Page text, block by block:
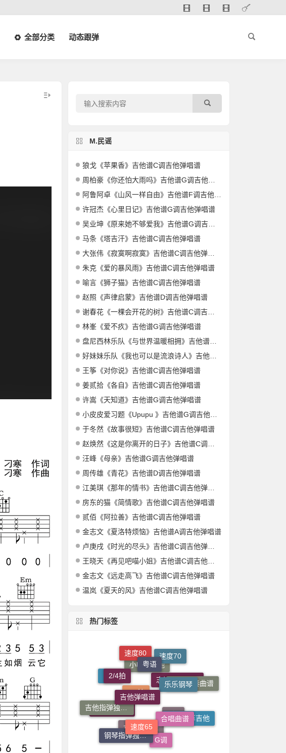
全部分类 动态跟弹
M.民谣
狼戈《苹果香》吉他谱C调吉他弹唱谱
周柏豪《你还怕大雨吗》吉他谱G调吉他弹唱谱
阿鲁阿卓《山风一样自由》吉他谱F调吉他弹唱谱
许冠杰《心里日记》吉他谱G调吉他弹唱谱
吴业坤《原来她不够爱我》吉他谱G调吉他弹唱谱
马条《塔吉汗》吉他谱C调吉他弹唱谱
大张伟《寂寞啊寂寞》吉他谱C调吉他弹唱谱
朱克《爱的暴风雨》吉他谱C调吉他弹唱谱
喻言《狮子猫》吉他谱C调吉他弹唱谱
赵照《声律启蒙》吉他谱D调吉他弹唱谱
谢春花《一棵会开花的树》吉他谱C调吉他弹唱谱
林峯《爱不疚》吉他谱G调吉他弹唱谱
盘尼西林乐队《与世界温暖相拥》吉他谱G调吉他弹唱谱
好妹妹乐队《我也可以是流浪诗人》吉他谱C调吉他弹唱谱
王筝《对你说》吉他谱C调吉他弹唱谱
姜贰拾《各自》吉他谱C调吉他弹唱谱
许嵩《天知道》吉他谱G调吉他弹唱谱
小皮皮爱习题《Upupu 》吉他谱G调吉他弹唱谱
于冬然《故事很短》吉他谱C调吉他弹唱谱
赵焕然《这是你离开的日子》吉他谱C调吉他弹唱谱
汪峰《母亲》吉他谱G调吉他弹唱谱
周传雄《青花》吉他谱D调吉他弹唱谱
江美琪《那年的情书》吉他谱C调吉他弹唱谱
房东的猫《简情歌》吉他谱C调吉他弹唱谱
贰佰《阿拉善》吉他谱C调吉他弹唱谱
金志文《夏洛特烦恼》吉他谱A调吉他弹唱谱
卢庚戌《时光的尽头》吉他谱C调吉他弹唱谱
王晓天《再见吧喵小姐》吉他谱C调吉他弹唱谱
金志文《远走高飞》吉他谱C调吉他弹唱谱
温岚《夏天的风》吉他谱C调吉他弹唱谱
热门标签
4/4拍
小叶歌吉他
C调
女生调曲谱
男生调曲谱
国语
速度80 速度70
吉他独奏曲谱
一根稻草吉他
G调
钢琴指弹独奏谱
吉他指弹独奏谱
2/4拍
粤语
乐乐钢琴
速度65
吉他弹唱谱